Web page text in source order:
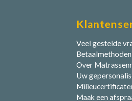
Veel gestelde
Betaalmethoden
Over
Uw
Maak een